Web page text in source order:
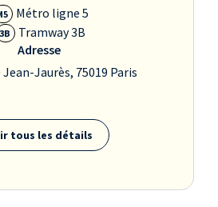
Métro ligne 5
3B
Tramway 3B
Adresse
Jean-Jaurès, 75019 Paris
tous les détails